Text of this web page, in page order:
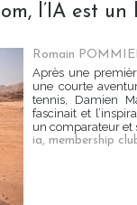
l’IA est un
Romain
Après une
une courte
tennis, Damien
fascinait et
un comparateur et
ia, membership